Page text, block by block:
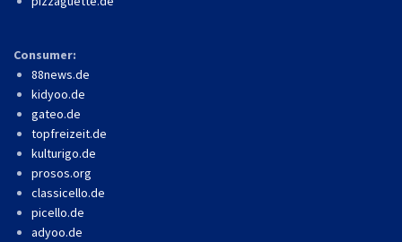
Consumer:
88news.de
kidyoo.de
gateo.de
topfreizeit.de
kulturigo.de
prosos.org
classicello.de
picello.de
adyoo.de